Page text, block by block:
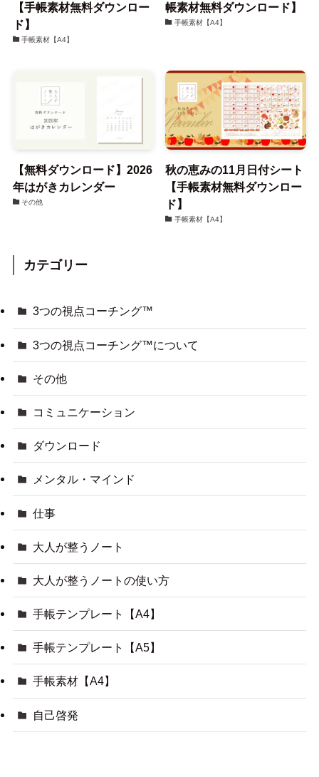
【手帳素材無料ダウンロー
ド】
手帳素材【A4】
帳素材無料ダウンロード】
手帳素材【A4】
【無料ダウンロード】2026
年はがきカレンダー
その他
秋の恵みの11月日付シート
【手帳素材無料ダウンロー
ド】
手帳素材【A4】
カテゴリー
3つの視点コーチング™
3つの視点コーチング™について
その他
コミュニケーション
ダウンロード
メンタル・マインド
仕事
大人が整うノート
大人が整うノートの使い方
手帳テンプレート【A4】
手帳テンプレート【A5】
手帳素材【A4】
自己啓発